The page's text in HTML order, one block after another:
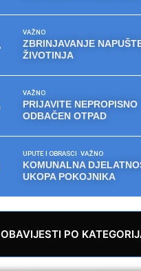
VAŽNO
ZBRINJAVANJE
ŽIVOTINJA
VAŽNO
PRIJAVITE NEPROPISNO
ODBAČEN OTPAD
UPUTE I OBRASCI VAŽNO
KOMUNALNA
UKOPA POKOJNIKA
OBAVIJESTI PO